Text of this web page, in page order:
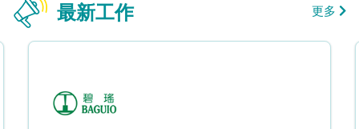
最新工作 更多